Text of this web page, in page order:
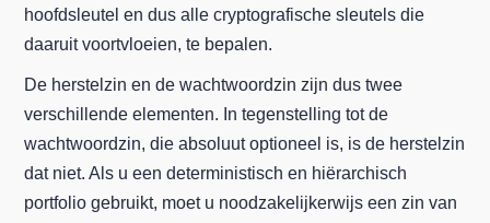
hoofdsleutel en dus alle cryptografische sleutels die
daaruit voortvloeien, te bepalen.
De herstelzin en de wachtwoordzin zijn dus twee
verschillende elementen. In tegenstelling tot de
wachtwoordzin, die absoluut optioneel is, is de herstelzin
dat niet. Als u een deterministisch en hiërarchisch
portfolio gebruikt, moet u noodzakelijkerwijs een zin van